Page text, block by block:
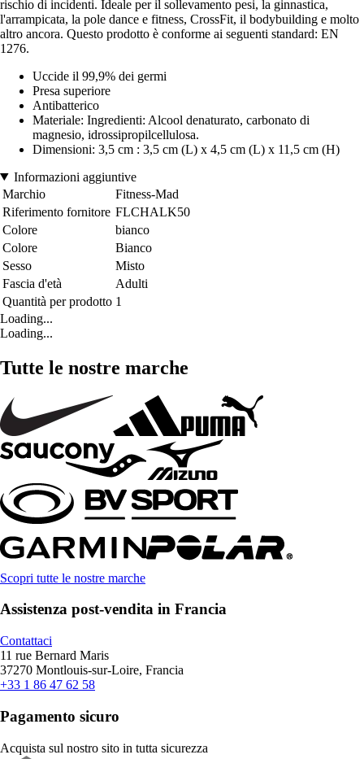
rischio di incidenti. Ideale per il sollevamento pesi, la ginnastica,
l'arrampicata, la pole dance e fitness, CrossFit, il bodybuilding e molto
altro ancora. Questo prodotto è conforme ai seguenti standard: EN
1276.
Uccide il 99,9% dei germi
Presa superiore
Antibatterico
Materiale: Ingredienti: Alcool denaturato, carbonato di
magnesio, idrossipropilcellulosa.
Dimensioni: 3,5 cm : 3,5 cm (L) x 4,5 cm (L) x 11,5 cm (H)
Informazioni aggiuntive
Marchio
Fitness-Mad
Riferimento fornitore FLCHALK50
Colore
bianco
Colore
Bianco
Sesso
Misto
Fascia d'età
Adulti
Quantità per prodotto 1
Loading...
Loading...
Tutte le nostre marche
Scopri tutte le nostre marche
Assistenza post-vendita in Francia
Contattaci
11 rue Bernard Maris
37270 Montlouis-sur-Loire, Francia
+33 1 86 47 62 58
Pagamento sicuro
Acquista sul nostro sito in tutta sicurezza